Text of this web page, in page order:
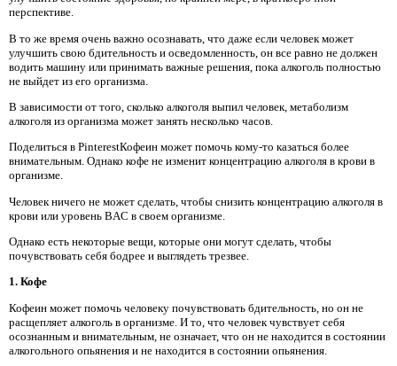
перспективе.
В то же время очень важно осознавать, что даже если человек может
улучшить свою бдительность и осведомленность, он все равно не должен
водить машину или принимать важные решения, пока алкоголь полностью
не выйдет из его организма.
В зависимости от того, сколько алкоголя выпил человек, метаболизм
алкоголя из организма может занять несколько часов.
Поделиться в PinterestКофеин может помочь кому-то казаться более
внимательным. Однако кофе не изменит концентрацию алкоголя в крови в
организме.
Человек ничего не может сделать, чтобы снизить концентрацию алкоголя в
крови или уровень BAC в своем организме.
Однако есть некоторые вещи, которые они могут сделать, чтобы
почувствовать себя бодрее и выглядеть трезвее.
1. Кофе
Кофеин может помочь человеку почувствовать бдительность, но он не
расщепляет алкоголь в организме. И то, что человек чувствует себя
осознанным и внимательным, не означает, что он не находится в состоянии
алкогольного опьянения и не находится в состоянии опьянения.